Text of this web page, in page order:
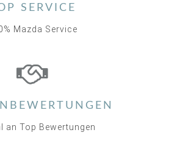
SERVICE
Mazda Service
an Top Bewertungen